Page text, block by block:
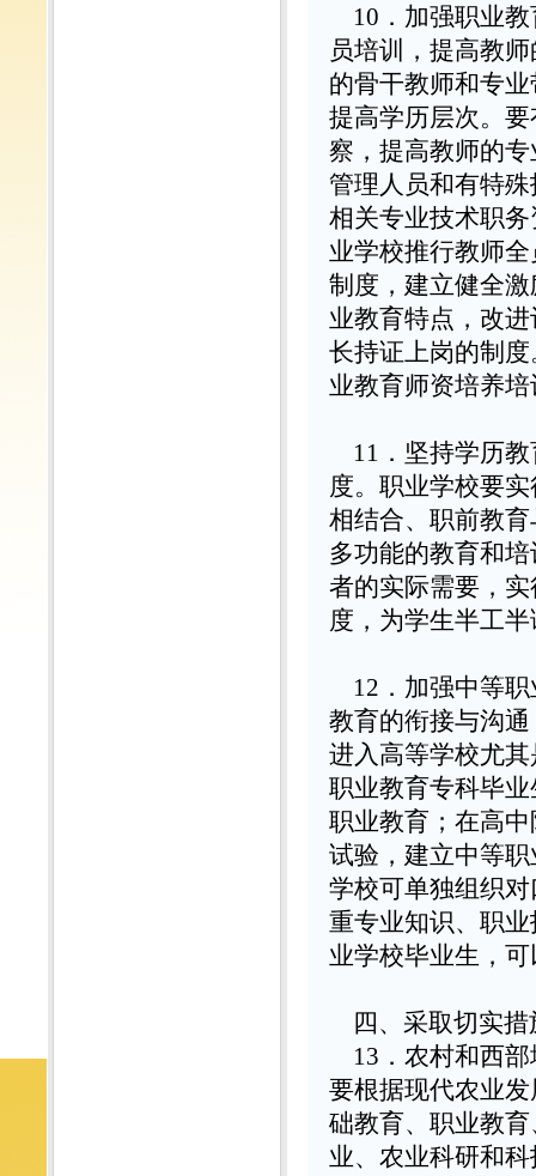
10 ．加强职业
员培训，提高教
的骨干教师和专
提高学历层次。
察，提高教师的
管理人员和有特
相关专业技术职
业学校推行教师
制度，建立健全
业教育特点，改
长持证上岗的制
业教育师资培养
11 ．坚持学历
度。职业学校要
相结合、职前教
多功能的教育和
者的实际需要，
度，为学生半工
12 ．加强中等
教育的衔接与沟
进入高等学校尤
职业教育专科毕
职业教育；在高
试验，建立中等
学校可单独组织
重专业知识、职
业学校毕业生，
四、采取切实
13 ．农村和西
要根据现代农业
础教育、职业教
业、农业科研和